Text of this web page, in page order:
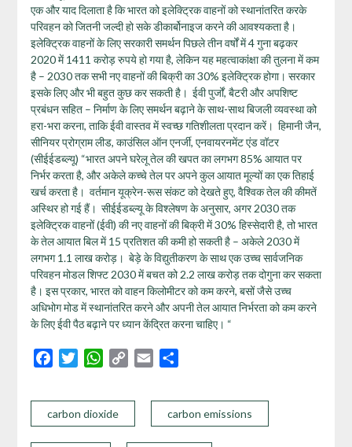
FacebookTwitterWhatsApp
Copy
Email
carbon dioxide carbon emissions